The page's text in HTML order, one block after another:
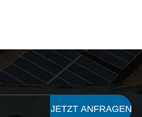
JETZT ANFRAGEN